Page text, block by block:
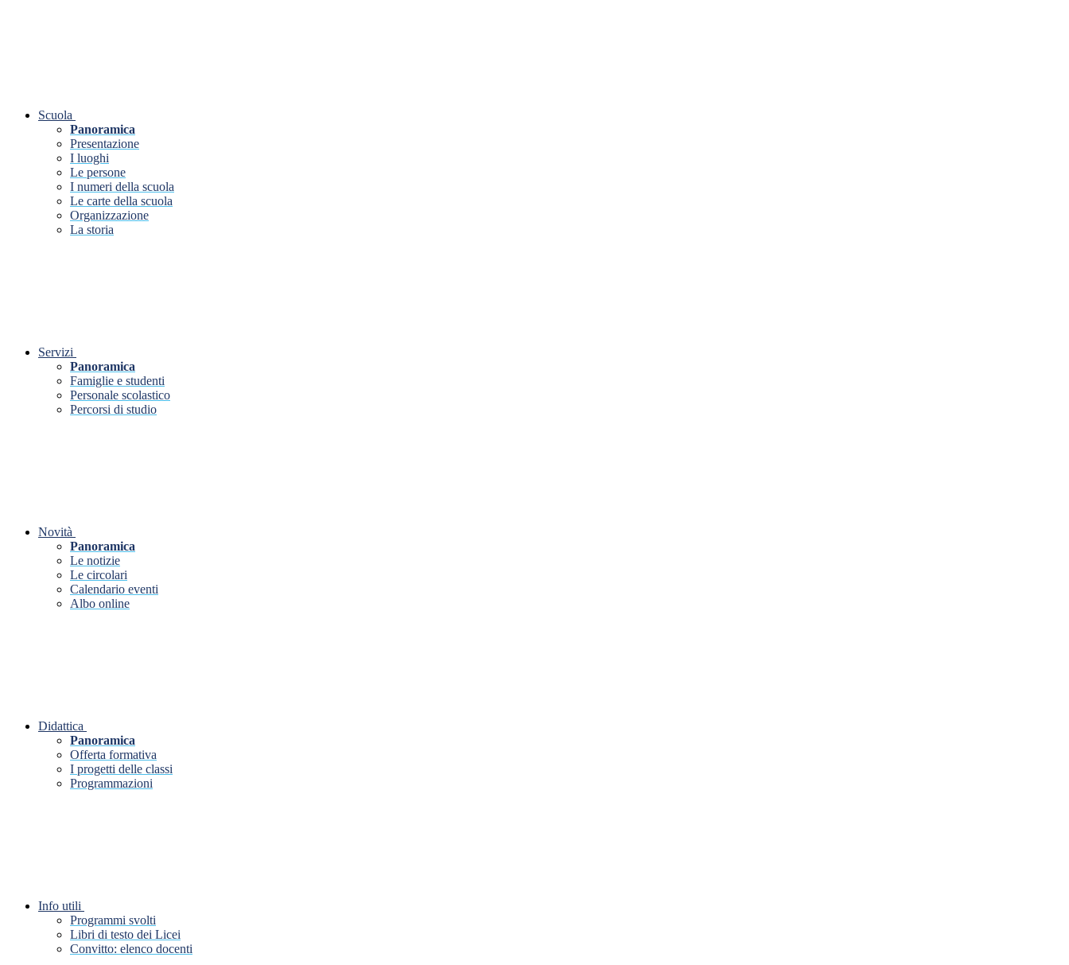
Scuola
Panoramica
Presentazione
I luoghi
Le persone
I numeri della scuola
Le carte della scuola
Organizzazione
La storia
Servizi
Panoramica
Famiglie e studenti
Personale scolastico
Percorsi di studio
Novità
Panoramica
Le notizie
Le circolari
Calendario eventi
Albo online
Didattica
Panoramica
Offerta formativa
I progetti delle classi
Programmazioni
Info utili
Programmi svolti
Libri di testo dei Licei
Convitto: elenco docenti